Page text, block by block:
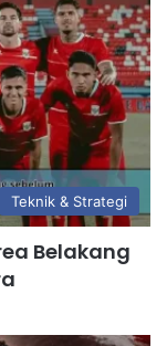
Teknik & Strategi
Belakang